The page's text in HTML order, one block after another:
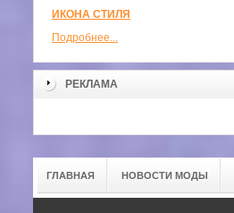
ИКОНА СТИЛЯ
Подробнее...
РЕКЛАМА
ГЛАВНАЯ НОВОСТИ МОДЫ